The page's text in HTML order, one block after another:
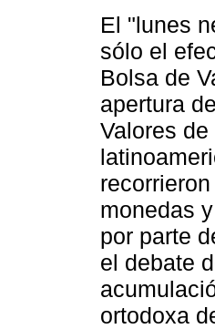
El "lunes
sólo el
Bolsa de
apertura
Valores
monedas
por parte
el debate
ortodoxa